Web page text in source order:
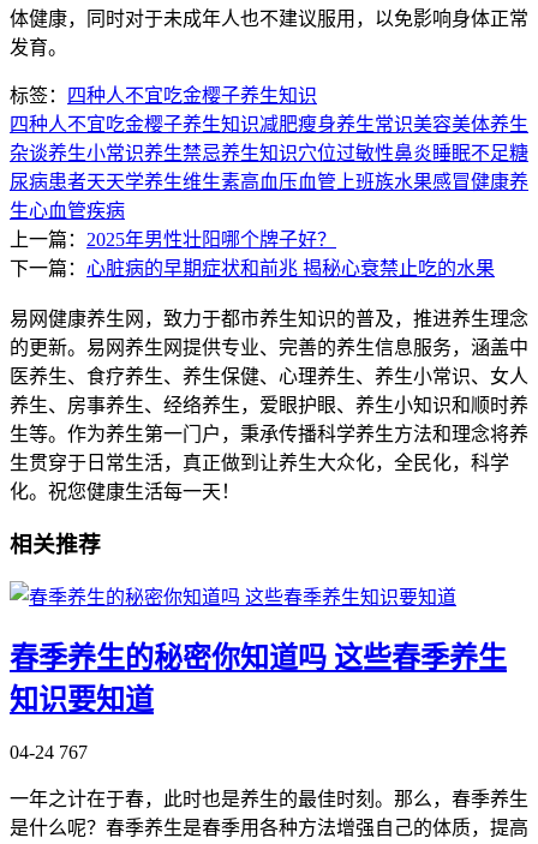
体健康，同时对于未成年人也不建议服用，以免影响身体正常
发育。
标签： 四种人不宜吃金樱子养生知识
四种人不宜吃金樱子养生知识减肥瘦身养生常识美容美体养生
杂谈养生小常识养生禁忌养生知识穴位过敏性鼻炎睡眠不足糖
尿病患者天天学养生维生素高血压血管 上班族水果感冒健康养
生心血管疾病
上一篇： 2025年男性壮阳哪个牌子好？
下一篇： 心脏病的早期症状和前兆 揭秘心衰禁止吃的水果
易网健康养生网，致力于都市养生知识的普及，推进养生理念
的更新。易网养生网提供专业、完善的养生信息服务，涵盖中
医养生、食疗养生、养生保健、心理养生、养生小常识、女人
养生、房事养生、经络养生，爱眼护眼、养生小知识和顺时养
生等。作为养生第一门户，秉承传播科学养生方法和理念将养
生贯穿于日常生活，真正做到让养生大众化，全民化，科学
化。祝您健康生活每一天！
相关推荐
春季养生的秘密你知道吗 这些春季养生
知识要知道
04-24 767
一年之计在于春，此时也是养生的最佳时刻。那么，春季养生
是什么呢？春季养生是春季用各种方法增强自己的体质，提高